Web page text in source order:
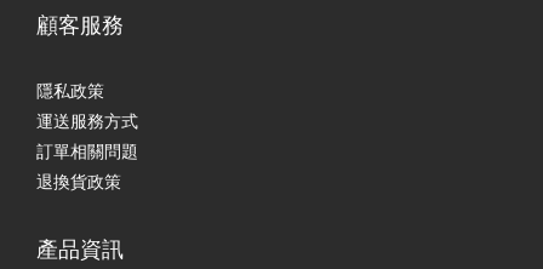
顧客服務
隱私政策
運送服務方式
訂單相關問題
退換貨政策
產品資訊